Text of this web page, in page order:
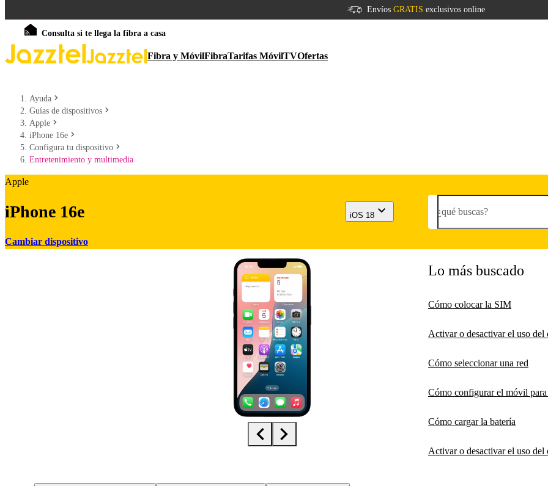
Envíos GRATIS exclusivos online
Consulta si te llega la fibra a casa
Fibra y MóvilFibraTarifas MóvilTVOfertas
Ayuda
Guías de dispositivos
Apple
iPhone 16e
Configura tu dispositivo
Entretenimiento y multimedia
Apple
iPhone 16e
Cambiar dispositivo
iOS 18 ¿qué buscas?
Lo más buscado
Cómo colocar la SIM
Activar o desactivar el uso del
Cómo seleccionar una red
Cómo configurar el móvil para
Cómo cargar la batería
Activar o desactivar el uso del